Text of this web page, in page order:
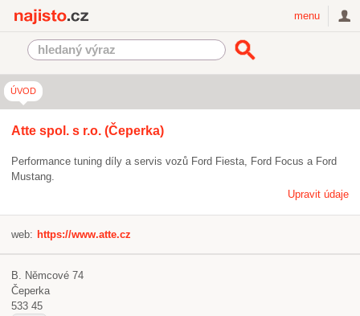
menu
ÚVOD
Atte spol. s r.o. (Čeperka)
Performance tuning díly a servis vozů Ford Fiesta, Ford Focus a Ford
Mustang.
Upravit údaje
web: https://www.atte.cz
B. Němcové 74
Čeperka
533 45